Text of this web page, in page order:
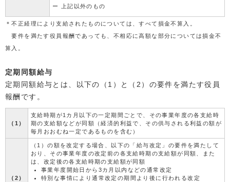
ー 上記以外のもの
＊不正経理により支給されたものについては、すべて損金不算入。
要件を満たす役員報酬であっても、不相応に高額な部分については損金不
算入。
定期同額給与
定期同額給与とは、以下の（1）と（2）の要件を満たす役員
報酬です。
（1）
支給時期が1カ月以下の一定期間ごとで、その事業年度の各支給時
期の支給額などが同額（経済的利益で、その供与される利益の額が
毎月おおむね一定であるものを含む）
（2）
（1）の額を改定する場合、以下の「給与改定」の要件を満たして
おり、その事業年度の改定前の各支給時期の支給額が同額、また
は、改定後の各支給時期の支給額が同額
事業年度開始日から3カ月以内などの通常改定
特別な事情により通常改定の期間より後に行われる改定